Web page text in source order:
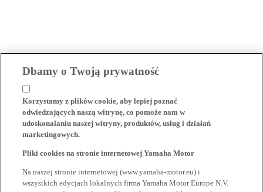
Dbamy o Twoją prywatność
Korzystamy z plików cookie, aby lepiej poznać
odwiedzających naszą witrynę, co pomoże nam w
udoskonalaniu naszej witryny, produktów, usług i działań
marketingowych.
Pliki cookies na stronie internetowej Yamaha Motor
Na naszej stronie internetowej (www.yamaha-motor.eu) i
wszystkich edycjach lokalnych firma Yamaha Motor Europe N.V.